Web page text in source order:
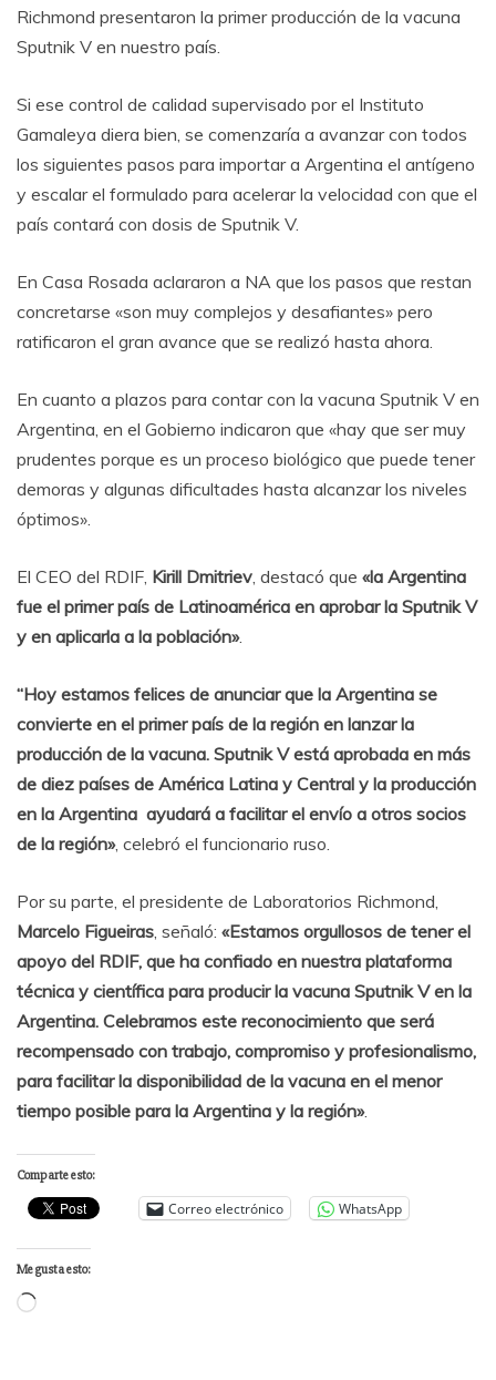
Richmond presentaron la primer producción de la vacuna
Sputnik V en nuestro país.
Si ese control de calidad supervisado por el Instituto
Gamaleya diera bien, se comenzaría a avanzar con todos
los siguientes pasos para importar a Argentina el antígeno
y escalar el formulado para acelerar la velocidad con que el
país contará con dosis de Sputnik V.
En Casa Rosada aclararon a NA que los pasos que restan
concretarse «son muy complejos y desafiantes» pero
ratificaron el gran avance que se realizó hasta ahora.
En cuanto a plazos para contar con la vacuna Sputnik V en
Argentina, en el Gobierno indicaron que «hay que ser muy
prudentes porque es un proceso biológico que puede tener
demoras y algunas dificultades hasta alcanzar los niveles
óptimos».
El CEO del RDIF, Kirill Dmitriev, destacó que «la Argentina
fue el primer país de Latinoamérica en aprobar la Sputnik V
y en aplicarla a la población».
“Hoy estamos felices de anunciar que la Argentina se
convierte en el primer país de la región en lanzar la
producción de la vacuna. Sputnik V está aprobada en más
de diez países de América Latina y Central y la producción
en la Argentina ayudará a facilitar el envío a otros socios
de la región», celebró el funcionario ruso.
Por su parte, el presidente de Laboratorios Richmond,
Marcelo Figueiras, señaló: «Estamos orgullosos de tener el
apoyo del RDIF, que ha confiado en nuestra plataforma
técnica y científica para producir la vacuna Sputnik V en la
Argentina. Celebramos este reconocimiento que será
recompensado con trabajo, compromiso y profesionalismo,
para facilitar la disponibilidad de la vacuna en el menor
tiempo posible para la Argentina y la región».
Comparte esto:
Correo electrónico WhatsApp
Me gusta esto:
Cargando...